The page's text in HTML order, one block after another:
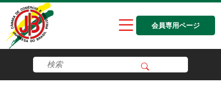
会員専用ページ